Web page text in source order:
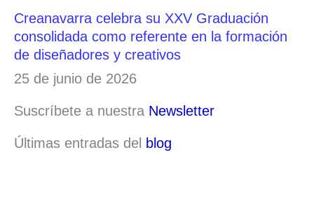
Creanavarra celebra su XXV Graduación
consolidada como referente en la formación
de diseñadores y creativos
25 de junio de 2026
Suscríbete a nuestra Newsletter
Últimas entradas del blog